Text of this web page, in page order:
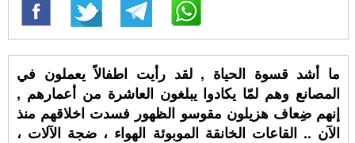
ما أشد قسوة الحياة , لقد رأيت اطفالاً يعملون في
المصانع وهم لمّا يكادوا يبلغون العاشرة من أعمارهم ,
إنهم ضِعاف هزيلون مقوسو الظهور فسدت اخلاقهم منذ
الآن .. القاعات الخانقة الموبوئة الهواء ، ضجة الآلات ،